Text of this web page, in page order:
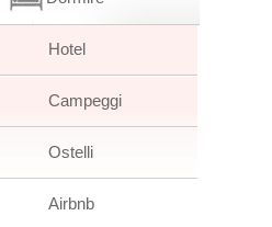
Hotel
Campeggi
Ostelli
Airbnb